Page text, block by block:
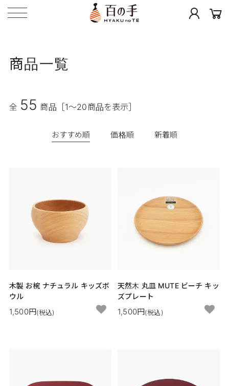
商品一覧
全 55 商品 ［1～20商品を表示］
おすすめ順 価格順 新着順
木製 お椀 ナチュラル キッズボ
ウル
1,500円(税込)
天然木 丸皿 MUTE ビーチ キッ
ズプレート
1,500円(税込)